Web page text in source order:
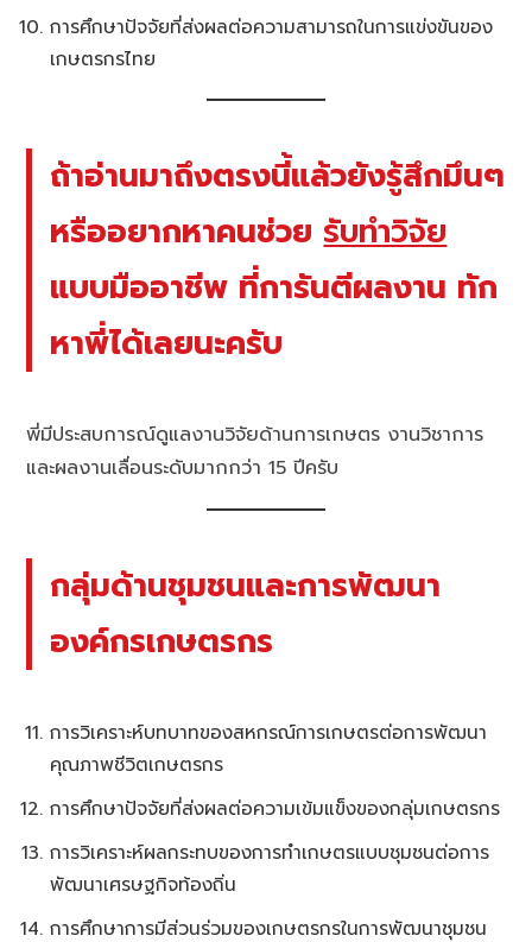
การศึกษาปัจจัยที่ส่งผลต่อความสามารถในการแข่งขันของ
เกษตรกรไทย
ถ้าอ่านมาถึงตรงนี้แล้วยังรู้สึกมึนๆ
หรืออยากหาคนช่วย รับทำวิจัย
แบบมืออาชีพ ที่การันตีผลงาน ทัก
หาพี่ได้เลยนะครับ
พี่มีประสบการณ์ดูแลงานวิจัยด้านการเกษตร งานวิชาการ
และผลงานเลื่อนระดับมากกว่า 15 ปีครับ
กลุ่มด้านชุมชนและการพัฒนา
องค์กรเกษตรกร
การวิเคราะห์บทบาทของสหกรณ์การเกษตรต่อการพัฒนา
คุณภาพชีวิตเกษตรกร
การศึกษาปัจจัยที่ส่งผลต่อความเข้มแข็งของกลุ่มเกษตรกร
การวิเคราะห์ผลกระทบของการทำเกษตรแบบชุมชนต่อการ
พัฒนาเศรษฐกิจท้องถิ่น
การศึกษาการมีส่วนร่วมของเกษตรกรในการพัฒนาชุมชน